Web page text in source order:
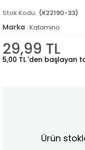
(K22190-33)
Marka : Katamino
29,99 TL
5,00 TL 'den başlayan
Ürün